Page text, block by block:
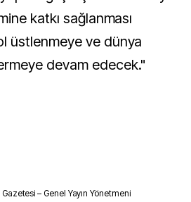
katkı sağlanması
üstlenmeye ve dünya
devam edecek."
– Genel Yayın Yönetmeni